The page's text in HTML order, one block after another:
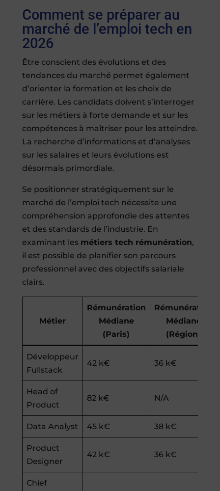
Comment se préparer au
marché de l’emploi tech en
2026
Être conscient des évolutions et des
tendances du marché permet également
d’orienter la formation et les choix de
carrière. Les candidats doivent s’interroger
sur les métiers à forte demande et sur les
compétences à maîtriser pour les atteindre.
La recherche d’informations et d’analyses
sur les salaires et leurs évolutions est
désormais primordiale.
Se positionner stratégiquement sur le
marché de l’emploi tech nécessite une
compréhension approfondie des attentes
et des standards de l’industrie. En
examinant les métiers tech rémunération,
il est possible de planifier son parcours
professionnel avec des objectifs salariale
clairs.
Métier
Rémunération
Médiane
(Paris)
Rémunération
Médiane
(Région)
Développeur
Fullstack
42 k€ 36 k€
Head of
Product
82 k€ N/A
Data Analyst 45 k€ 38 k€
Product
Designer
42 k€ 36 k€
Chief